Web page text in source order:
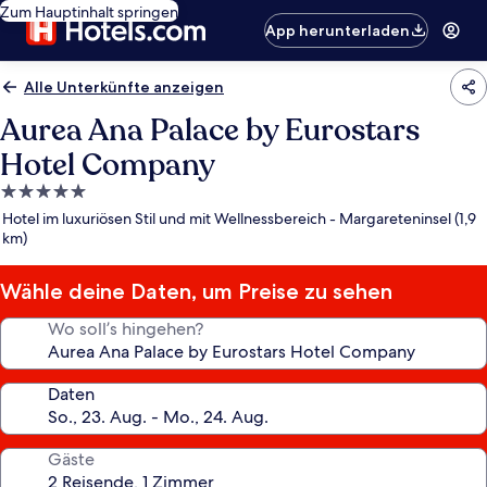
Zum Hauptinhalt springen
App herunterladen
Alle Unterkünfte anzeigen
Aurea Ana Palace by Eurostars
Hotel Company
5.0-
Sterne-
Unterkunft
Hotel im luxuriösen Stil und mit Wellnessbereich - Margareteninsel (1,9
km)
Wähle deine Daten, um Preise zu sehen
Wo soll’s hingehen?
Daten
Gäste